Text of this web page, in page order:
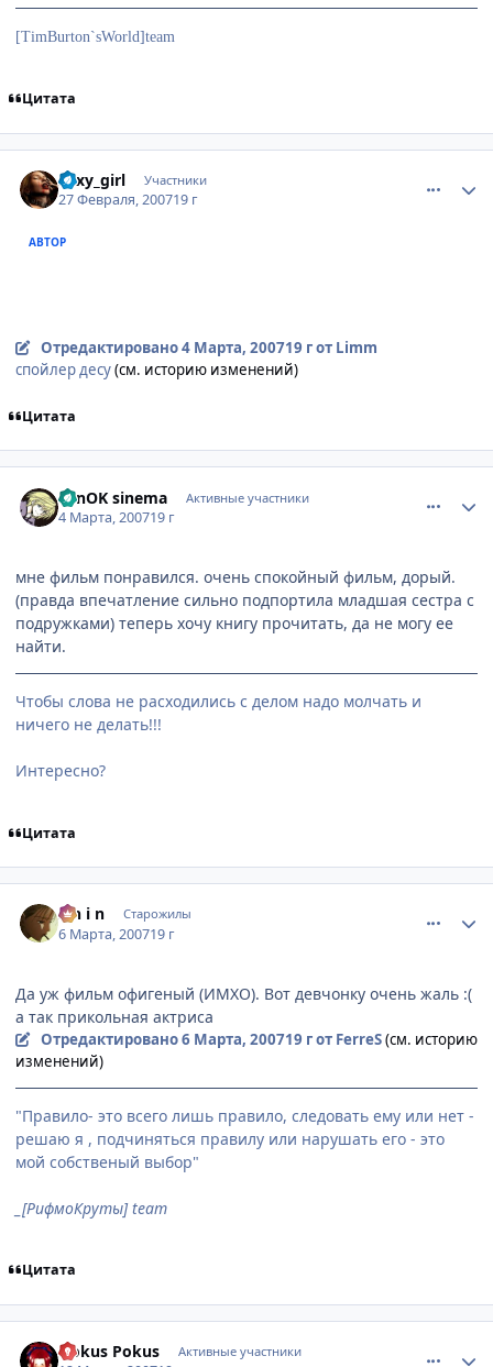
[TimBurton`sWorld]team
Цитата
Sexy_girl Участники
27 Февраля, 200719 г
АВТОР
Отредактировано4 Марта, 200719 гот Limm
спойлер десу(см. историю изменений)
Цитата
LenOK sinema Активные участники
4 Марта, 200719 г
мне фильм понравился. очень спокойный фильм, дорый.
(правда впечатление сильно подпортила младшая сестра с
подружками) теперь хочу книгу прочитать, да не могу ее
найти.
Чтобы слова не расходились с делом надо молчать и
ничего не делать!!!
Интересно?
Цитата
S h i n Старожилы
6 Марта, 200719 г
Да уж фильм офигеный (ИМХО). Вот девчонку очень жаль :(
а так прикольная актриса
Отредактировано6 Марта, 200719 гот FerreS(см. историю
изменений)
"Правило- это всего лишь правило, следовать ему или нет -
решаю я , подчиняться правилу или нарушать его - это
мой собственый выбор"
_[РифмоКруты] team
Цитата
Hokus Pokus Активные участники